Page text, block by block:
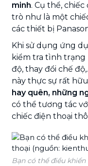
minh. Cụ thể,
trò như là một
các thiết bị
Khi sử dụng ứng
kiểm tra tình
độ, thay đổi chế
này thực sự rất
hay quên, những
có thể tương tác
chiếc điện thoại
Bạn có thể điều